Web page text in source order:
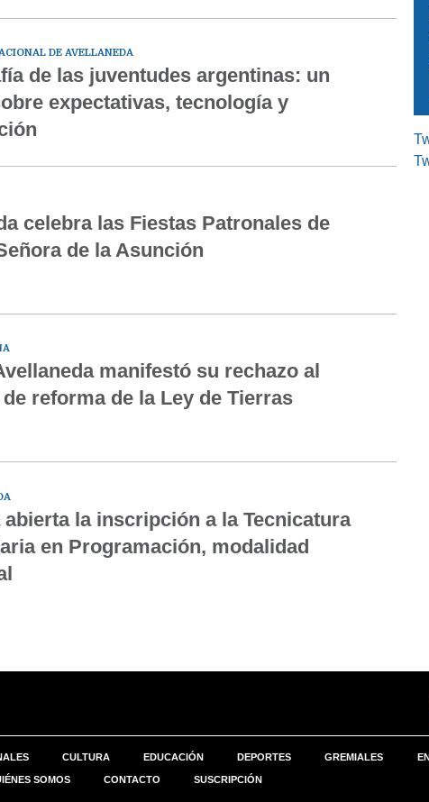
DE AVELLANEDA
de las juventudes argentinas: un
expectativas, tecnología y
celebra las Fiestas Patronales de
de la Asunción
manifestó su rechazo al
reforma de la Ley de Tierras
abierta la inscripción a la Tecnicatura
en Programación, modalidad
CULTURA EDUCACIÓN DEPORTES GREMIALES
SOMOS CONTACTO SUSCRIPCIÓN